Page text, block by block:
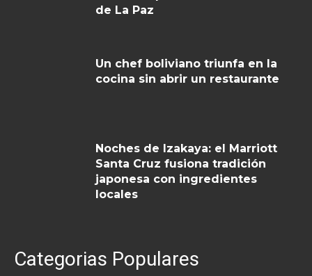
de La Paz
Un chef boliviano triunfa en la
cocina sin abrir un restaurante
Noches de Izakaya: el Marriott
Santa Cruz fusiona tradición
japonesa con ingredientes
locales
Categorias Populares